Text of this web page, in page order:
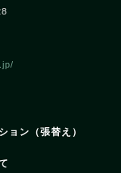
ョン（張替え）